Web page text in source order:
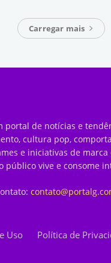
Carregar mais
portal de notícias e
cultura pop,
e iniciativas de marca
público vive e consome
Uso Política de